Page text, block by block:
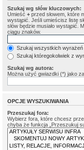
Szukaj wg słów kluczowych:
Umieść + przed słowem, które
wystąpić. Jeśli umieścisz listę
słów będzie musiało wystąpić.
ciągu znaków.
Szukaj wszystkich
Szukaj któregokolwiek z
Szukaj wg autora:
Można użyć gwiazdki (*) jako
OPCJE WYSZUKIWANIA
Przeszukaj fora:
Wybierz fora, które chcesz
chyba że funkcja „Przeszukuj